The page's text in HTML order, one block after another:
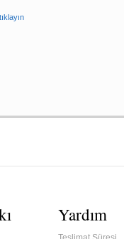
Yardım